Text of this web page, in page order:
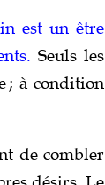
est un être
Seuls les
; à condition
de combler